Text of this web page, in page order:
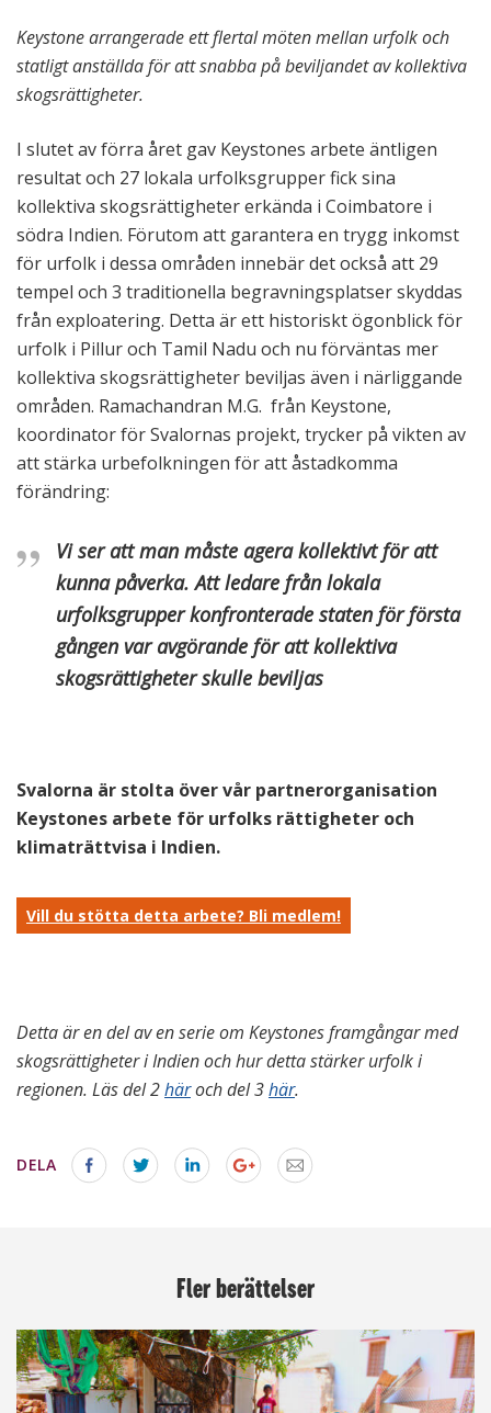
Keystone arrangerade ett flertal möten mellan urfolk och
statligt anställda för att snabba på beviljandet av kollektiva
skogsrättigheter.
I slutet av förra året gav Keystones arbete äntligen
resultat och 27 lokala urfolksgrupper fick sina
kollektiva skogsrättigheter erkända i Coimbatore i
södra Indien. Förutom att garantera en trygg inkomst
för urfolk i dessa områden innebär det också att 29
tempel och 3 traditionella begravningsplatser skyddas
från exploatering. Detta är ett historiskt ögonblick för
urfolk i Pillur och Tamil Nadu och nu förväntas mer
kollektiva skogsrättigheter beviljas även i närliggande
områden. Ramachandran M.G. från Keystone,
koordinator för Svalornas projekt, trycker på vikten av
att stärka urbefolkningen för att åstadkomma
förändring:
Vi ser att man måste agera kollektivt för att
kunna påverka. Att ledare från lokala
urfolksgrupper konfronterade staten för första
gången var avgörande för att kollektiva
skogsrättigheter skulle beviljas
Svalorna är stolta över vår partnerorganisation
Keystones arbete för urfolks rättigheter och
klimaträttvisa i Indien.
Vill du stötta detta arbete? Bli medlem!
Detta är en del av en serie om Keystones framgångar med
skogsrättigheter i Indien och hur detta stärker urfolk i
regionen. Läs del 2häroch del 3här.
DELA
Fler berättelser